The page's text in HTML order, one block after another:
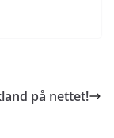
på nettet!